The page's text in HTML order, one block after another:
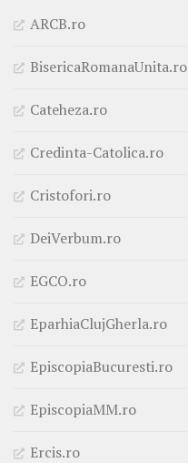
ARCB.ro
BisericaRomanaUnita.ro
Cateheza.ro
Credinta-Catolica.ro
Cristofori.ro
DeiVerbum.ro
EGCO.ro
EparhiaClujGherla.ro
EpiscopiaBucuresti.ro
EpiscopiaMM.ro
Ercis.ro